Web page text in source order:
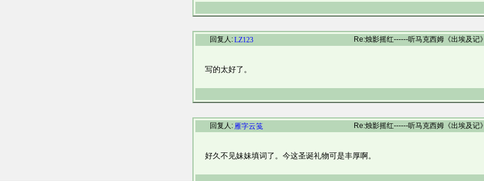
回复人:LZ123 Re:烛影摇红------听马克西姆《出埃及记》
写的太好了。
回复人: 雁字云笺 Re:烛影摇红------听马克西姆《出埃及记》
好久不见妹妹填词了。今这圣诞礼物可是丰厚啊。